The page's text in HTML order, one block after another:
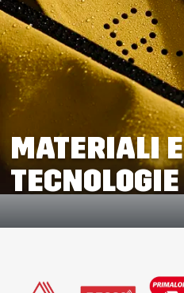
MATERIALI E
TECNOLOGIE